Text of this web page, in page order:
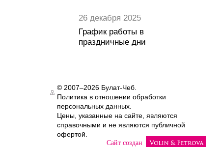
26 декабря 2025
График работы в
праздничные дни
Сайт создан
© 2007–2026 Булат-Чеб.
Политика в отношении обработки
персональных данных.
Цены, указанные на сайте, являются
справочными и не являются публичной
офертой.
Authorization